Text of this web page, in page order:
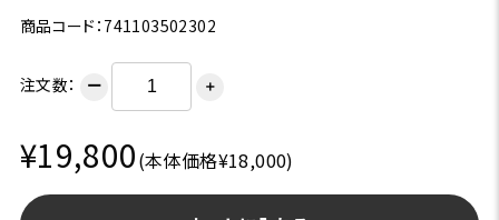
商品コード：741103502302
注文数： ー ＋
¥19,800(本体価格¥18,000)